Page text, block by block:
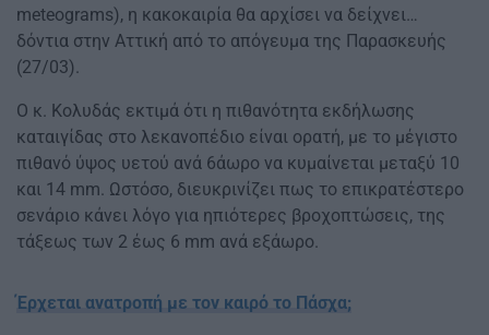
meteograms), η κακοκαιρία θα αρχίσει να δείχνει…
δόντια στην Αττική από το απόγευμα της Παρασκευής
(27/03).
Ο κ. Κολυδάς εκτιμά ότι η πιθανότητα εκδήλωσης
καταιγίδας στο λεκανοπέδιο είναι ορατή, με το μέγιστο
πιθανό ύψος υετού ανά 6άωρο να κυμαίνεται μεταξύ 10
και 14 mm. Ωστόσο, διευκρινίζει πως το επικρατέστερο
σενάριο κάνει λόγο για ηπιότερες βροχοπτώσεις, της
τάξεως των 2 έως 6 mm ανά εξάωρο.
Έρχεται ανατροπή με τον καιρό το Πάσχα;